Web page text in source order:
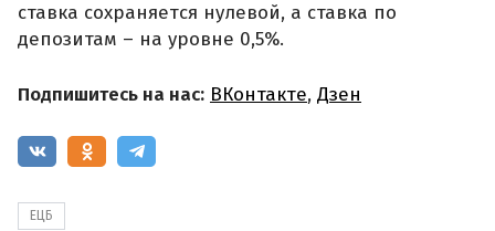
ставка сохраняется нулевой, а ставка по
депозитам – на уровне 0,5%.
Подпишитесь на нас: ВКонтакте, Дзен
ЕЦБ